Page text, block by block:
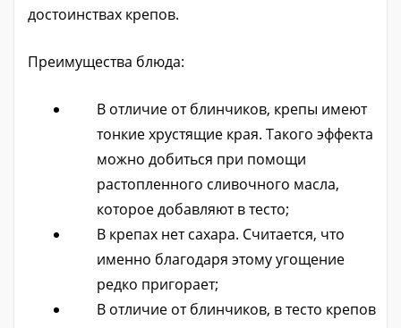
достоинствах крепов.
Преимущества блюда:
В отличие от блинчиков, крепы имеют
тонкие хрустящие края. Такого эффекта
можно добиться при помощи
растопленного сливочного масла,
которое добавляют в тесто;
В крепах нет сахара. Считается, что
именно благодаря этому угощение
редко пригорает;
В отличие от блинчиков, в тесто крепов